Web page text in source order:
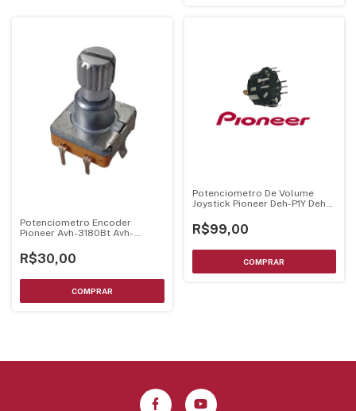
Potenciometro Encoder
Pioneer Avh-3180Bt Avh-
13Mm
R$30,00
Potenciometro De Volume
Joystick Pioneer Deh-P1Y Deh-
R$99,00